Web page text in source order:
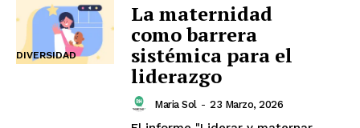
DIVERSIDAD
La maternidad
como barrera
sistémica para el
liderazgo
Maria Sol - 23 Marzo, 2026